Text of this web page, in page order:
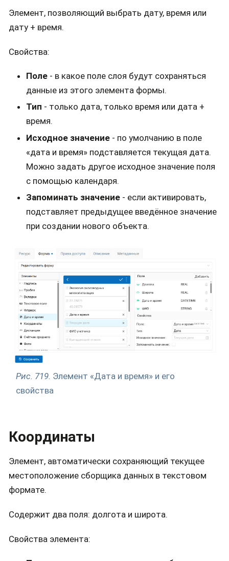
Элемент, позволяющий выбрать дату, время или
дату + время.
Свойства:
Поле - в какое поле слоя будут сохраняться
данные из этого элемента формы.
Тип - только дата, только время или дата +
время.
Исходное значение - по умолчанию в поле
«дата и время» подставляется текущая дата.
Можно задать другое исходное значение поля
с помощью календаря.
Запоминать значение - если активировать,
подставляет предыдущее введённое значение
при создании нового объекта.
Рис. 719. Элемент «Дата и время» и его
свойства
Координаты
Элемент, автоматически сохраняющий текущее
местоположение сборщика данных в текстовом
формате.
Содержит два поля: долгота и широта.
Свойства элемента: